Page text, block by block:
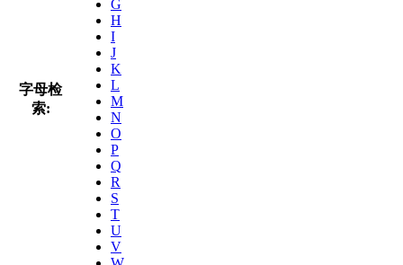
字母检
索:
G
H
I
J
K
L
M
N
O
P
Q
R
S
T
U
V